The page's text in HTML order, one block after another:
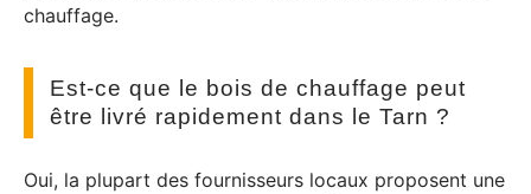
chauffage.
Est-ce que le bois de chauffage peut
être livré rapidement dans le Tarn ?
Oui, la plupart des fournisseurs locaux proposent une